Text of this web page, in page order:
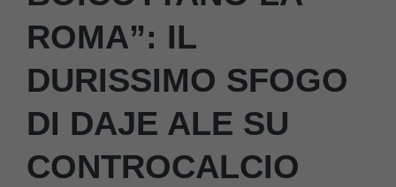
ROMA”: IL
DURISSIMO SFOGO
DI DAJE ALE SU
CONTROCALCIO